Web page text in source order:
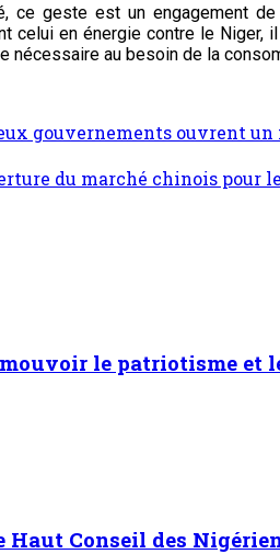
geste est un engagement
celui en énergie contre le
nécessaire au besoin de la
gouvernements ouvrent
du marché chinois pour
le patriotisme et
Conseil des